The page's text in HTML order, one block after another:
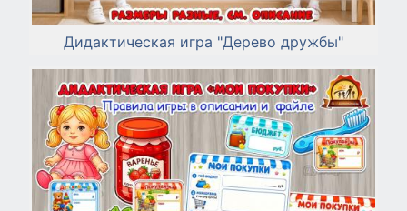
Дидактическая игра "Дерево дружбы"